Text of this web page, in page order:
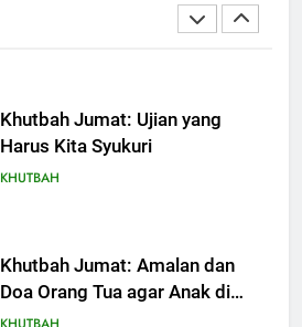
Khutbah Jumat: Ujian yang
Harus Kita Syukuri
KHUTBAH
Khutbah Jumat: Amalan dan
Doa Orang Tua agar Anak di
Pondok Pesantren Sukses Dunia